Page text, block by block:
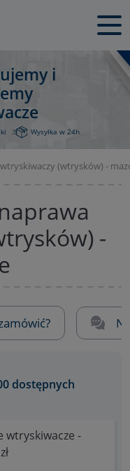
i
Wysyłka w 24h
(wtrysków) -
-
dostępnych
wtryskiwacze -